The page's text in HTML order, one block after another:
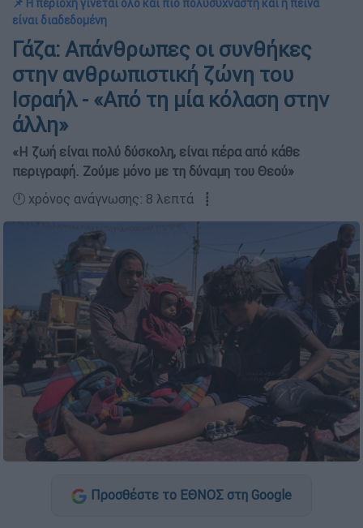
📌 Η περιοχή γίνεται όλο και πιο πολυσύχναστη και η πείνα
είναι διαδεδομένη
Γάζα: Aπάνθρωπες οι συνθήκες
στην ανθρωπιστική ζώνη του
Ισραήλ - «Από τη μία κόλαση στην
άλλη»
«Η ζωή είναι πολύ δύσκολη, είναι πέρα από κάθε
περιγραφή. Ζούμε μόνο με τη δύναμη του Θεού»
🕛 χρόνος ανάγνωσης: 8 λεπτά ┋
Προσθέστε το ΕΘΝΟΣ στη Google